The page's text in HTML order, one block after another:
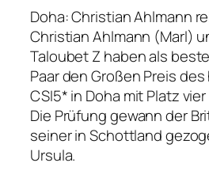
Doha: Christian Ahlmann
Christian Ahlmann (Marl)
Taloubet Z haben als
Paar den Großen Preis
CSI5* in Doha mit Platz
Die Prüfung gewann der
seiner in Schottland
Ursula.